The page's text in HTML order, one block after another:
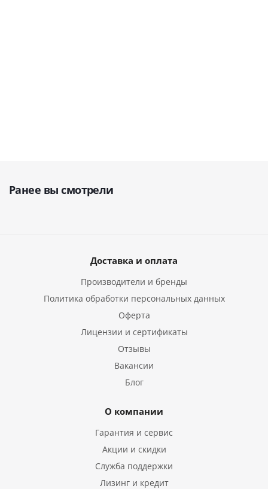
Ранее вы смотрели
Доставка и оплата
Производители и бренды
Политика обработки персональных данных
Оферта
Лицензии и сертификаты
Отзывы
Вакансии
Блог
О компании
Гарантия и сервис
Акции и скидки
Служба поддержки
Лизинг и кредит